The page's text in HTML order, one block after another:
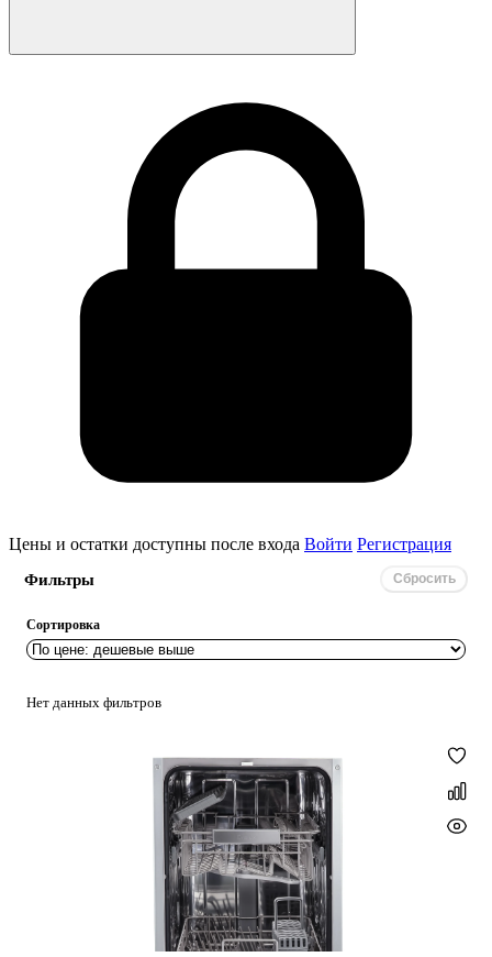
Цены и остатки доступны после входа Войти Регистрация
Фильтры
Сбросить
Сортировка
Нет данных фильтров